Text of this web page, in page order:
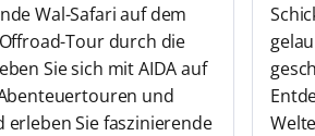
Wal-Safari auf dem
Tour durch die
Sie sich mit AIDA auf
und
erleben Sie faszinierende